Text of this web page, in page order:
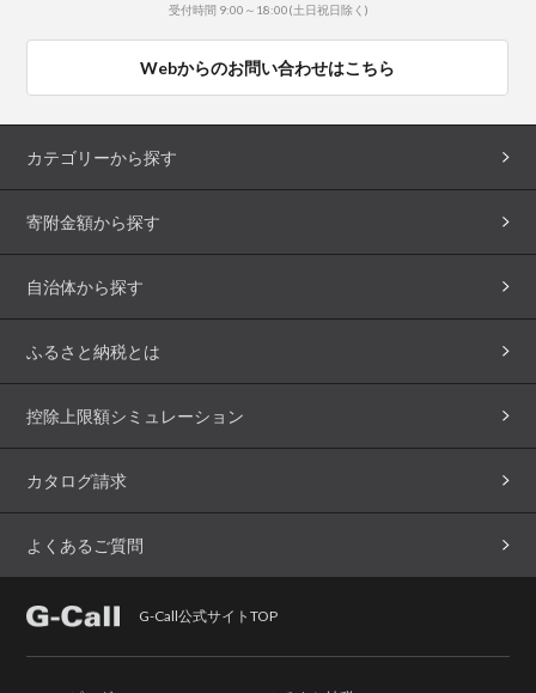
受付時間 9:00～18:00(土日祝日除く)
Webからのお問い合わせはこちら
カテゴリーから探す
寄附金額から探す
自治体から探す
ふるさと納税とは
控除上限額シミュレーション
カタログ請求
よくあるご質問
G-Call公式サイトTOP